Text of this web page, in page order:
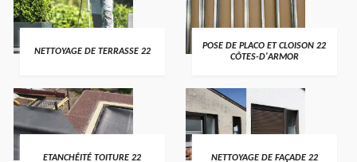
NETTOYAGE DE TERRASSE 22
POSE DE PLACO ET CLOISON 22
CÔTES-D'ARMOR
ETANCHÉITÉ TOITURE 22 NETTOYAGE DE FAÇADE 22